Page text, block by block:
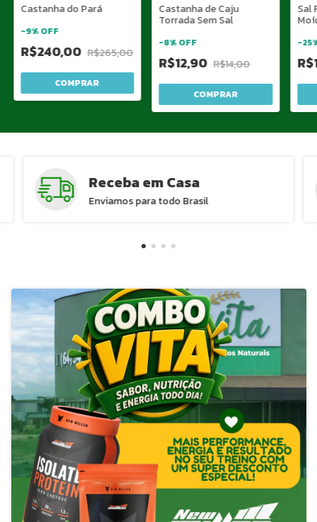
Castanha do Pará
-9%OFF
R$240,00 R$265,00
COMPRAR
Castanha de Caju
Torrada Sem Sal
-8%OFF
R$12,90 R$14,00
COMPRAR
Sal
-25
Receba em Casa
Enviamos para todo Brasil